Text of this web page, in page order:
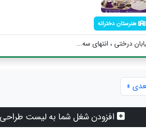
هنرستان دخترانه
درختی ، انتهای سه...
»
افزودن شغل شما به لیست